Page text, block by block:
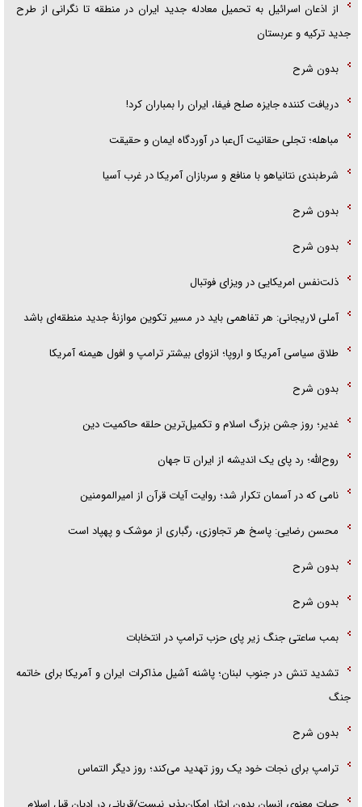
از اذعان اسرائیل به تحمیل معادله جدید ایران در منطقه تا نگرانی از طرح
جدید ترکیه و عربستان
بدون شرح
دریافت کننده جایزه صلح فیفا، ایران را بمباران کرد!
مباهله؛ تجلی حقانیت آل‌عبا در آوردگاه ایمان و حقیقت
شرط‌بندی نتانیاهو با منافع و سربازان آمریکا در غرب آسیا
بدون شرح
بدون شرح
ذلت‌نفس امریکایی در ویزای فوتبال
آملی لاریجانی: هر تفاهمی باید در مسیر تکوین موازنۀ جدید منطقه‌ای باشد
طلاق سیاسی آمریکا و اروپا؛ انزوای بیشتر ترامپ و افول هیمنه آمریکا
بدون شرح
غدیر؛ روز جشن بزرگ اسلام و تکمیل‌ترین حلقه حاکمیت دین
روح‌الله؛ رد پای یک اندیشه از ایران تا جهان
نامی که در آسمان تکرار شد؛ روایت آیات قرآن از امیرالمومنین
محسن رضایی: پاسخ هر تجاوزی، رگباری از موشک و پهپاد است
بدون شرح
بدون شرح
بمب ساعتی جنگ زیر پای حزب ترام‍پ در انتخابات
تشدید تنش در جنوب لبنان؛ پاشنه آشیل مذاکرات ایران و آمریکا برای خاتمه
جنگ
بدون شرح
ترامپ برای نجات خود یک روز تهدید می‌کند؛ روز دیگر التماس